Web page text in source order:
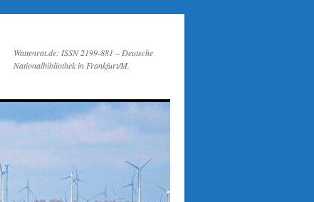
Wattenrat.de: ISSN 2199-881 – Deutsche
Nationalbibliothek in Frankfurt/M.